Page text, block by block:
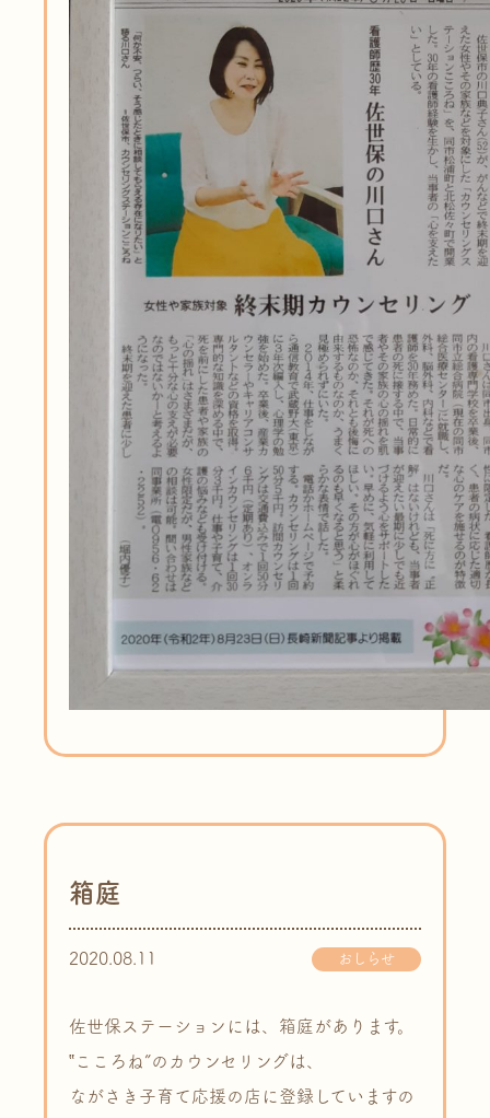
箱庭
2020.08.11 おしらせ
佐世保ステーションには、箱庭があります。
‟こころね”のカウンセリングは、
ながさき子育て応援の店に登録していますの